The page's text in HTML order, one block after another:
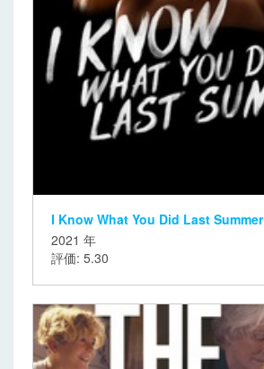
I Know What You Did Last Summer
2021 年
評価: 5.30